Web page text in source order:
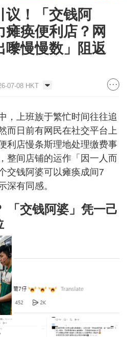
议！「交钱阿
痪便利店？网
嚟慢慢数」阻返
07-08 HKT
，上班族于繁忙时间往往追
而日前有网民在社交平台上
利店慢条斯理地处理缴费事
整间店铺的运作「因一人而
交钱阿婆可以瘫痪成间7
深有同感。
「交钱阿婆」凭一己